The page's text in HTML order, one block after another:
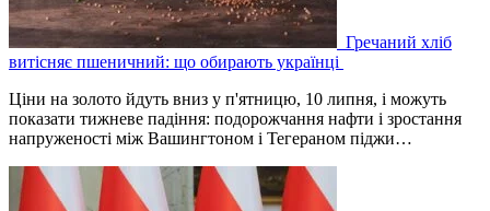
Гречаний хліб
витісняє пшеничний: що обирають українці
Ціни на золото йдуть вниз у п'ятницю, 10 липня, і можуть
показати тижневе падіння: подорожчання нафти і зростання
напруженості між Вашингтоном і Тегераном піджи…